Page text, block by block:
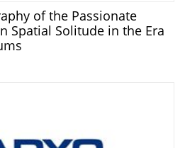
of the Passionate
Spatial Solitude in the Era